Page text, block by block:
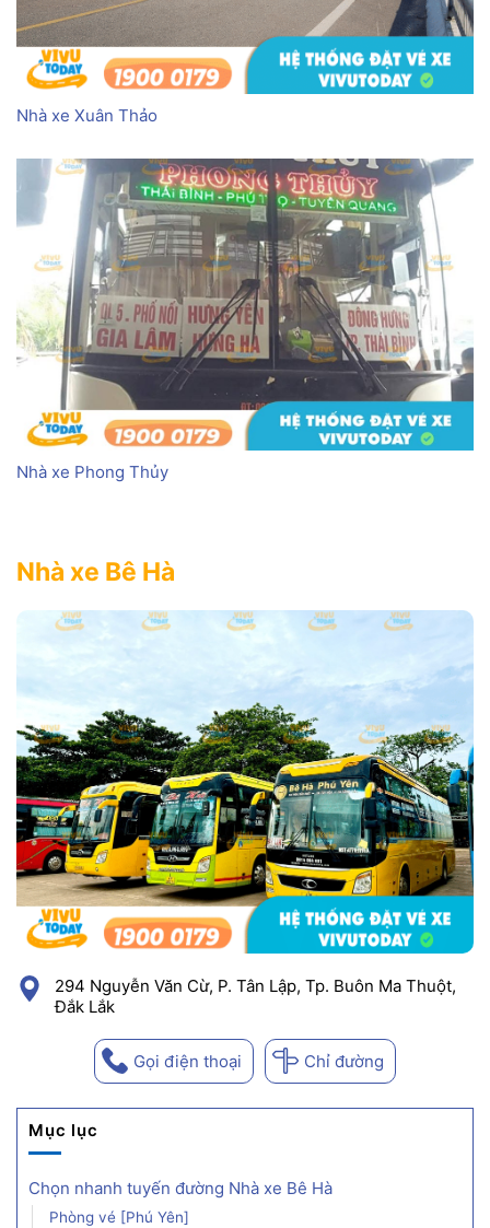
Nhà xe Bê Hà
294 Nguyễn Văn Cừ, P. Tân Lập, Tp. Buôn Ma Thuột,
Đắk Lắk
Gọi điện thoại Chỉ đường
Mục lục
Chọn nhanh tuyến đường Nhà xe Bê Hà
Phòng vé [Phú Yên]
Nhà xe Xuân Thảo
Nhà xe Phong Thủy